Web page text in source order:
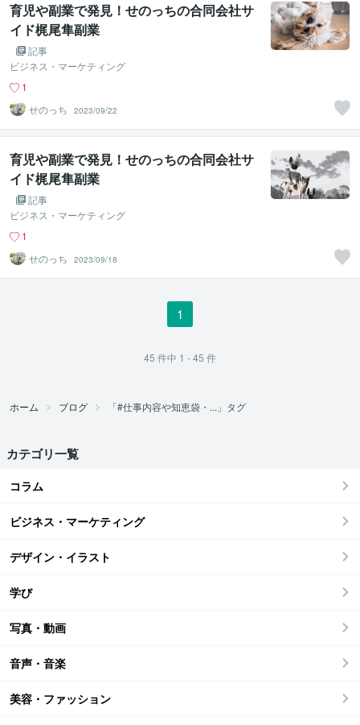
育児や副業で発見！せのっちの合同会社サ
イド梶尾隼副業
記事
ビジネス・マーケティング
1
せのっち
2023/09/22
育児や副業で発見！せのっちの合同会社サ
イド梶尾隼副業
記事
ビジネス・マーケティング
1
せのっち
2023/09/18
1
45 件中 1 - 45 件
ホーム ブログ 「#仕事内容や知恵袋・...」タグ
カテゴリ一覧
コラム
ビジネス・マーケティング
デザイン・イラスト
学び
写真・動画
音声・音楽
美容・ファッション